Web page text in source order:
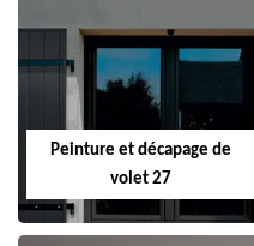
Peinture et décapage de
volet 27